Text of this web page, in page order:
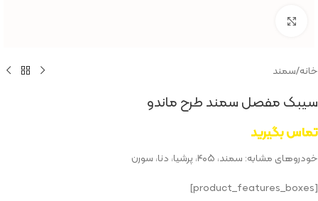
خانه/سمند
سیبک مفصل سمند طرح ماندو
تماس بگیرید
خودروهای مشابه: سمند، ۴۰۵، پرشیا، دنا، سورن
[product_features_boxes]